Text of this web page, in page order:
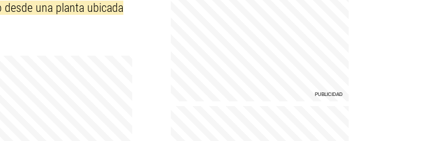
una planta ubicada